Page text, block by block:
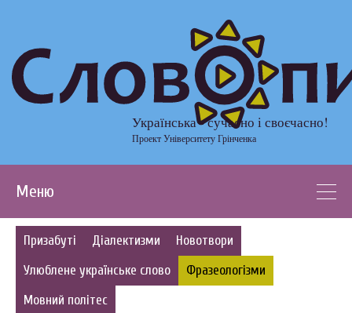
Українська - сучасно і своєчасно!
Проект Університету Грінченка
Меню
Призабуті Діалектизми
Новотвори
Улюблене українське слово
Фразеологізми
Мовний політес